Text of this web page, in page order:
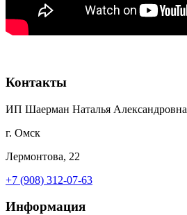
Контакты
ИП Шаерман Наталья Александровна
г. Омск
Лермонтова, 22
+7 (908) 312-07-63
Информация